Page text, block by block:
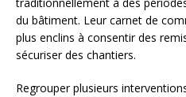
du bâtiment. Leur carnet de
plus enclins à consentir des
sécuriser des chantiers.
Regrouper plusieurs